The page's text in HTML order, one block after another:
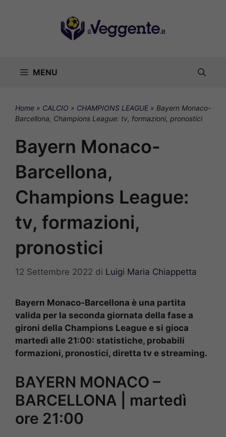
MENU
Home » CALCIO » CHAMPIONS LEAGUE» Bayern Monaco-
Barcellona, Champions League: tv, formazioni, pronostici
Bayern Monaco-
Barcellona,
Champions League:
tv, formazioni,
pronostici
12 Settembre 2022 di Luigi Maria Chiappetta
Bayern Monaco-Barcellona è una partita
valida per la seconda giornata della fase a
gironi della Champions League e si gioca
martedì alle 21:00: statistiche, probabili
formazioni, pronostici, diretta tv e streaming.
BAYERN MONACO –
BARCELLONA | martedì
ore 21:00